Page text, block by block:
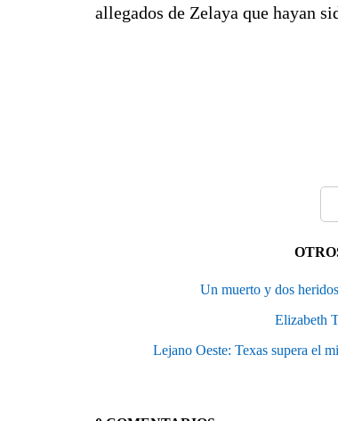
allegados de Zelaya que hayan
Un muerto y dos
Elizabeth
Lejano Oeste: Texas supera el